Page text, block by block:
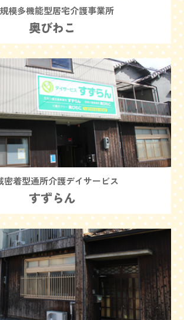
模多機能型居宅介護事業所
奥びわこ
密着型通所介護デイサービス
すずらん